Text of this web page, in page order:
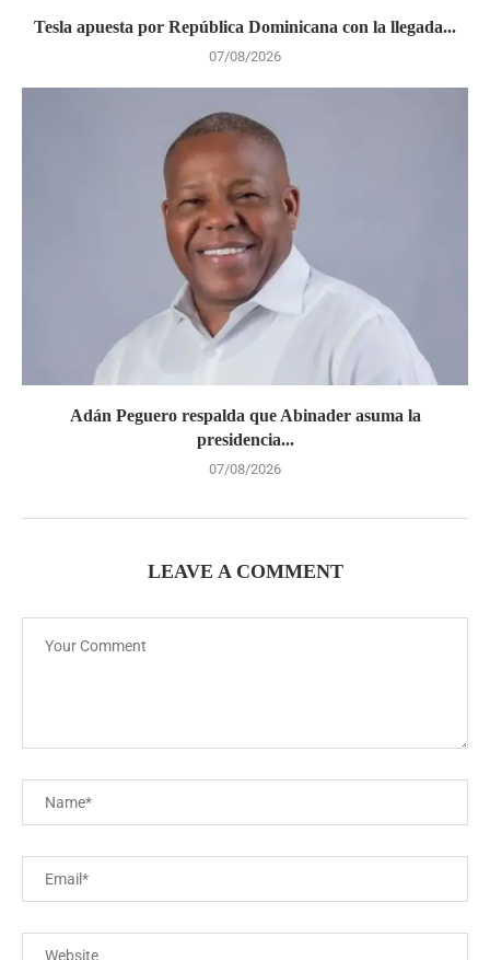
Tesla apuesta por República Dominicana con la llegada...
07/08/2026
Adán Peguero respalda que Abinader asuma la
presidencia...
07/08/2026
LEAVE A COMMENT